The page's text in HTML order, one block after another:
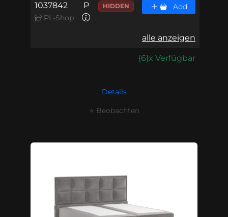
1037842
PL-Shop
P HIDDEN Add
alle anzeigen
{6}x Verfügbar
Details
⭐ Beobachten